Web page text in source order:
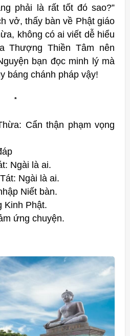
phải là rất tốt đó sao?”
vở, thấy bàn về Phật giáo
không có ai viết dễ hiểu
Thượng Thiền Tâm nên
bạn đọc minh lý mà
báng chánh pháp vậy!
*
Cẩn thận phạm vọng
Ngài là ai.
Ngài là ai.
Niết bàn.
Kinh Phật.
ứng chuyện.